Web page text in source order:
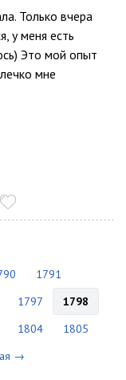
Только вчера
у меня есть
Это мой опыт
мне
1791
1797
1798
1804
1805
→